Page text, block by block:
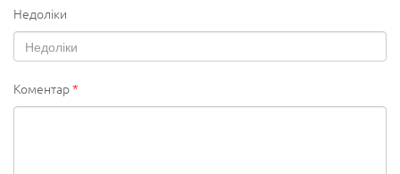
Недоліки
Коментар*